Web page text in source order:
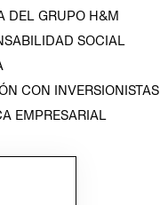
DEL GRUPO H&M
SOCIAL
CON INVERSIONISTAS
EMPRESARIAL